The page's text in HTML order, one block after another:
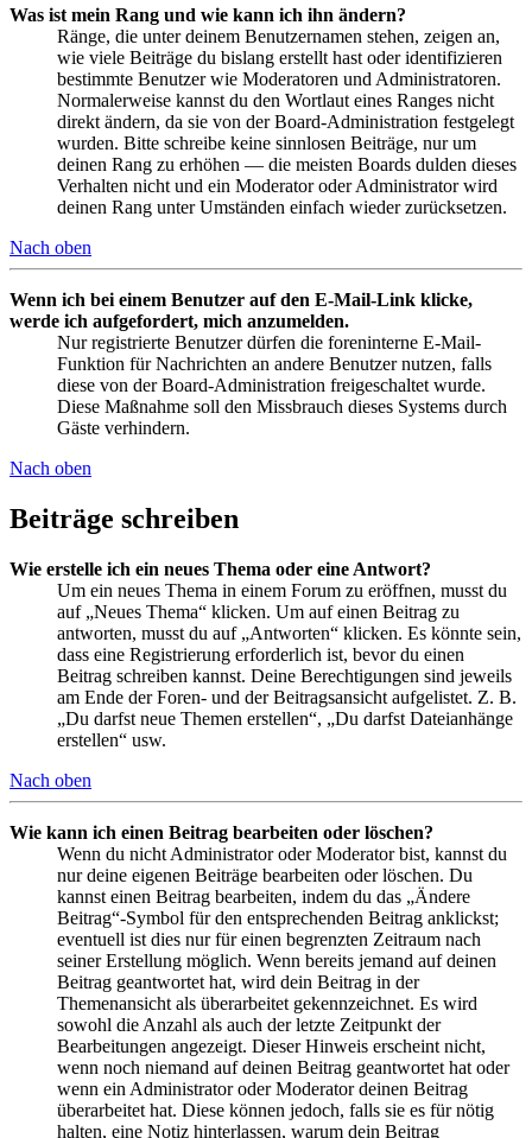
Was ist mein Rang und wie kann ich ihn ändern?
Ränge, die unter deinem Benutzernamen stehen, zeigen an,
wie viele Beiträge du bislang erstellt hast oder identifizieren
bestimmte Benutzer wie Moderatoren und Administratoren.
Normalerweise kannst du den Wortlaut eines Ranges nicht
direkt ändern, da sie von der Board-Administration festgelegt
wurden. Bitte schreibe keine sinnlosen Beiträge, nur um
deinen Rang zu erhöhen — die meisten Boards dulden dieses
Verhalten nicht und ein Moderator oder Administrator wird
deinen Rang unter Umständen einfach wieder zurücksetzen.
Nach oben
Wenn ich bei einem Benutzer auf den E-Mail-Link klicke,
werde ich aufgefordert, mich anzumelden.
Nur registrierte Benutzer dürfen die foreninterne E-Mail-
Funktion für Nachrichten an andere Benutzer nutzen, falls
diese von der Board-Administration freigeschaltet wurde.
Diese Maßnahme soll den Missbrauch dieses Systems durch
Gäste verhindern.
Nach oben
Beiträge schreiben
Wie erstelle ich ein neues Thema oder eine Antwort?
Um ein neues Thema in einem Forum zu eröffnen, musst du
auf „Neues Thema“ klicken. Um auf einen Beitrag zu
antworten, musst du auf „Antworten“ klicken. Es könnte sein,
dass eine Registrierung erforderlich ist, bevor du einen
Beitrag schreiben kannst. Deine Berechtigungen sind jeweils
am Ende der Foren- und der Beitragsansicht aufgelistet. Z. B.
„Du darfst neue Themen erstellen“, „Du darfst Dateianhänge
erstellen“ usw.
Nach oben
Wie kann ich einen Beitrag bearbeiten oder löschen?
Wenn du nicht Administrator oder Moderator bist, kannst du
nur deine eigenen Beiträge bearbeiten oder löschen. Du
kannst einen Beitrag bearbeiten, indem du das „Ändere
Beitrag“-Symbol für den entsprechenden Beitrag anklickst;
eventuell ist dies nur für einen begrenzten Zeitraum nach
seiner Erstellung möglich. Wenn bereits jemand auf deinen
Beitrag geantwortet hat, wird dein Beitrag in der
Themenansicht als überarbeitet gekennzeichnet. Es wird
sowohl die Anzahl als auch der letzte Zeitpunkt der
Bearbeitungen angezeigt. Dieser Hinweis erscheint nicht,
wenn noch niemand auf deinen Beitrag geantwortet hat oder
wenn ein Administrator oder Moderator deinen Beitrag
überarbeitet hat. Diese können jedoch, falls sie es für nötig
halten, eine Notiz hinterlassen, warum dein Beitrag